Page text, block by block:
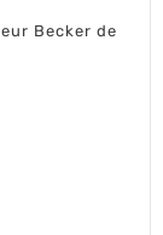
Becker de